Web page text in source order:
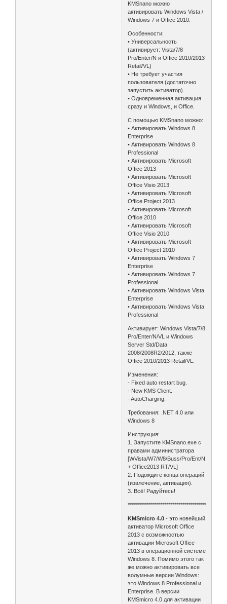
KMSnano можно
активировать Windows Vista /
Windows 7 и Office 2010.
Особенности:
• Универсальность
(активирует: Vista/7/8
Pro/Enter/N и Office 2010/2013
Retail/VL)
• Не требует участия
пользователя (достаточно
запустить активатор).
• Одновременная активация
сразу и Windows, и Office.
С помощью KMSnano можно:
• Активировать Windows 8
Enterprise
• Активировать Windows 8
Professional
• Активировать Microsoft
Office 2013
• Активировать Microsoft
Office Visio 2013
• Активировать Microsoft
Office Project 2013
• Активировать Microsoft
Office 2010
• Активировать Microsoft
Office Visio 2010
• Активировать Microsoft
Office Project 2010
• Активировать Windows 7
Enterprise
• Активировать Windows 7
Professional
• Активировать Windows Vista
Enterprise
• Активировать Windows Vista
Professional
Активирует: Windows Vista/7/8
Pro/Enter/N/VL и Windows
Server Std/Data
2008/2008R2/2012, также
Office 2010/2013 Retail/VL.
Изменения:
- Fixed auto restart bug.
- New KMS Client.
- AutoCharging.
Требования: .NET 4.0 или
Windows 8
Инструкция:
1. Запустите KMSnano.exe с
правами администратора
[WVista/W7/W8/Buss/Pro/Ent/N
+ Office2013 RT/VL]
2. Подождите конца операций
(извлечение, активация).
3. Всё! Радуйтесь!
KMSmicro 4.0 - это новейший
активатор Microsoft Office
2013 с возможностью
активации Microsoft Office
2013 в операционной системе
Windows 8. Помимо этого так
же можно активировать все
волумные версии Windows:
это Windows 8 Professional и
Enterprise. В версии
KMSmicro 4.0 для активации